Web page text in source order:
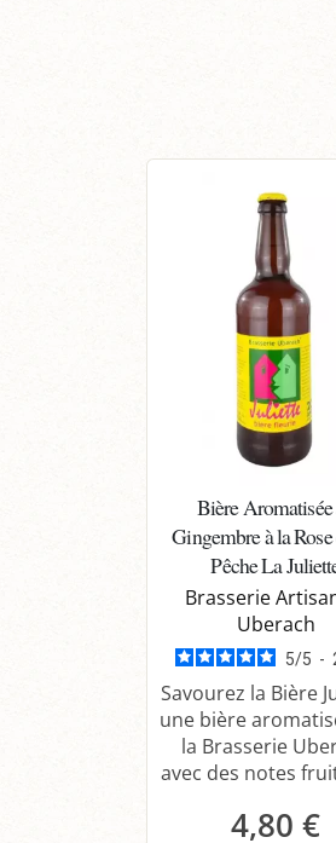
Bière Aromatisée
Gingembre à la Rose
Pêche La
Brasserie
Uberach
5/5 -
Savourez la Bière
une bière
la Brasserie
avec des notes
4,80 €